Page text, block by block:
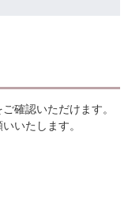
確認いただけます。
いたします。